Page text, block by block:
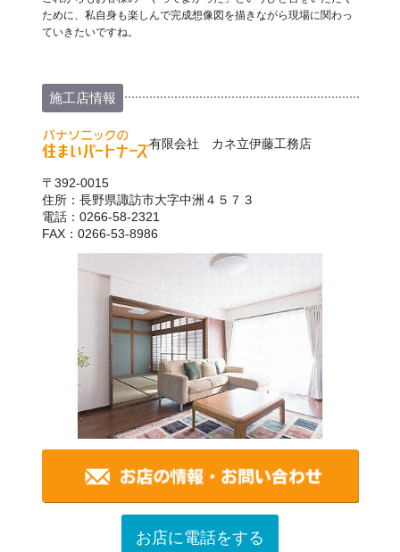
ために、私自身も楽しんで完成想像図を描きながら現場に関わっ
ていきたいですね。
施工店情報
有限会社 カネ立伊藤工務店
〒392-0015
住所：長野県諏訪市大字中洲４５７３
電話：0266-58-2321
FAX：0266-53-8986
お店に電話をする